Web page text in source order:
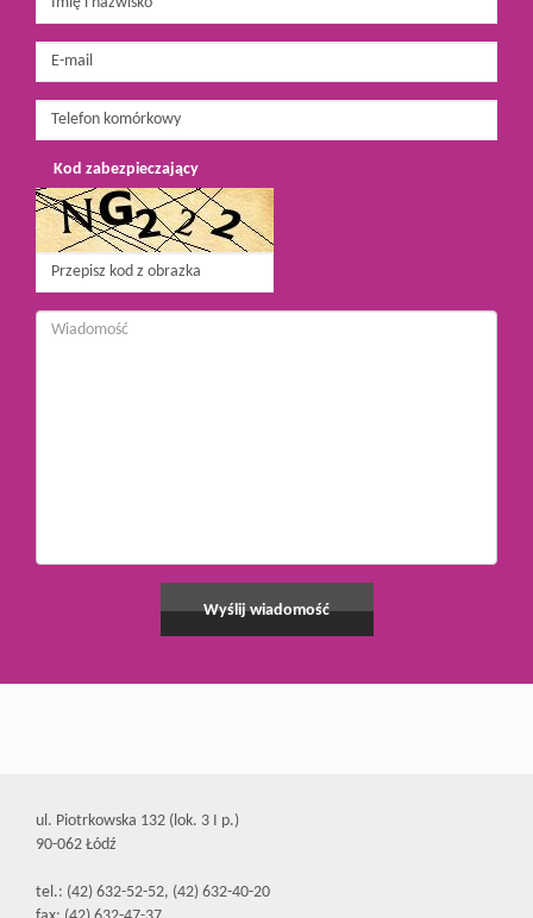
Kod zabezpieczający
ul. Piotrkowska 132 (lok. 3 I p.)
90-062 Łódź
tel.: (42) 632-52-52, (42) 632-40-20